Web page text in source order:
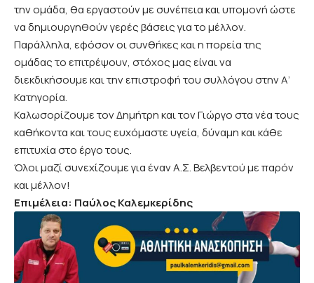
την ομάδα, θα εργαστούν με συνέπεια και υπομονή ώστε
να δημιουργηθούν γερές βάσεις για το μέλλον.
Παράλληλα, εφόσον οι συνθήκες και η πορεία της
ομάδας το επιτρέψουν, στόχος μας είναι να
διεκδικήσουμε και την επιστροφή του συλλόγου στην Α’
Κατηγορία.
Καλωσορίζουμε τον Δημήτρη και τον Γιώργο στα νέα τους
καθήκοντα και τους ευχόμαστε υγεία, δύναμη και κάθε
επιτυχία στο έργο τους.
Όλοι μαζί συνεχίζουμε για έναν Α.Σ. Βελβεντού με παρόν
και μέλλον!
Επιμέλεια: Παύλος Καλεμκερίδης